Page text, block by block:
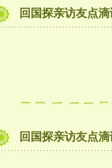
回国探亲访友点
回国探亲访友点